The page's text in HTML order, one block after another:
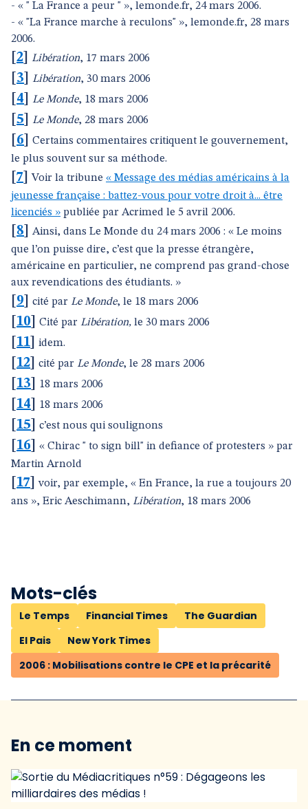
- « " La France a peur " », lemonde.fr, 24 mars 2006.
- « "La France marche à reculons" », lemonde.fr, 28 mars
2006.
2 Libération, 17 mars 2006
3 Libération, 30 mars 2006
4 Le Monde, 18 mars 2006
5 Le Monde, 28 mars 2006
6
Certains commentaires critiquent le gouvernement,
le plus souvent sur sa méthode.
7 ]Voir la tribune « Message des médias américains à la
jeunesse française : battez-vous pour votre droit à... être
licenciés » publiée par Acrimed le 5 avril 2006.
8
Ainsi, dans Le Monde du 24 mars 2006 : « Le moins
que l’on puisse dire, c’est que la presse étrangère,
américaine en particulier, ne comprend pas grand-chose
aux revendications des étudiants. »
9 cité par Le Monde, le 18 mars 2006
10 Cité par Libération, le 30 mars 2006
11 idem.
12 cité par Le Monde, le 28 mars 2006
13 18 mars 2006
14 18 mars 2006
15 c’est nous qui soulignons
16
« Chirac " to sign bill" in defiance of protesters » par
Martin Arnold
17 ]voir, par exemple, « En France, la rue a toujours 20
ans », Eric Aeschimann, Libération, 18 mars 2006
Mots-clés
Le Temps Financial Times
The Guardian
El Pais
New York Times
2006 : Mobilisations contre le CPE et la précarité
En ce moment